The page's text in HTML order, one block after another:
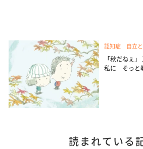
認知症 自立
「秋だねぇ
私に そっと
読まれている